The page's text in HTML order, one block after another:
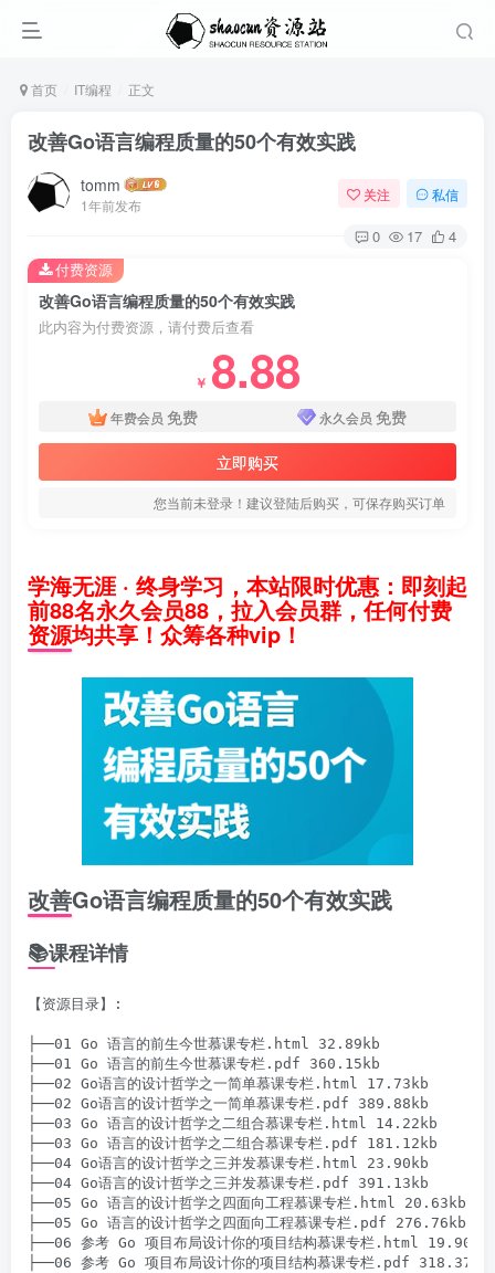
首页 IT编程 正文
改善Go语言编程质量的50个有效实践
tomm
1年前发布
关注 私信
0 17 4
改善Go语言编程质量的50个有效实践
此内容为付费资源，请付费后查看
￥ 8.88
年费会员 免费 永久会员 免费
立即购买
您当前未登录！建议登陆后购买，可保存购买订单
付费资源
学海无涯 · 终身学习，本站限时优惠：即刻起
前88名永久会员88，拉入会员群，任何付费
资源均共享！众筹各种vip！
改善Go语言编程质量的50个有效实践
📚课程详情
【资源目录】:
├──01 Go 语言的前生今世慕课专栏.html 32.89kb
├──01 Go 语言的前生今世慕课专栏.pdf 360.15kb
├──02 Go语言的设计哲学之一简单慕课专栏.html 17.73kb
├──02 Go语言的设计哲学之一简单慕课专栏.pdf 389.88kb
├──03 Go 语言的设计哲学之二组合慕课专栏.html 14.22kb
├──03 Go 语言的设计哲学之二组合慕课专栏.pdf 181.12kb
├──04 Go语言的设计哲学之三并发慕课专栏.html 23.90kb
├──04 Go语言的设计哲学之三并发慕课专栏.pdf 391.13kb
├──05 Go 语言的设计哲学之四面向工程慕课专栏.html 20.63kb
├──05 Go 语言的设计哲学之四面向工程慕课专栏.pdf 276.76kb
├──06 参考 Go 项目布局设计你的项目结构慕课专栏.html 19.90kb
├──06 参考 Go 项目布局设计你的项目结构慕课专栏.pdf 318.37kb